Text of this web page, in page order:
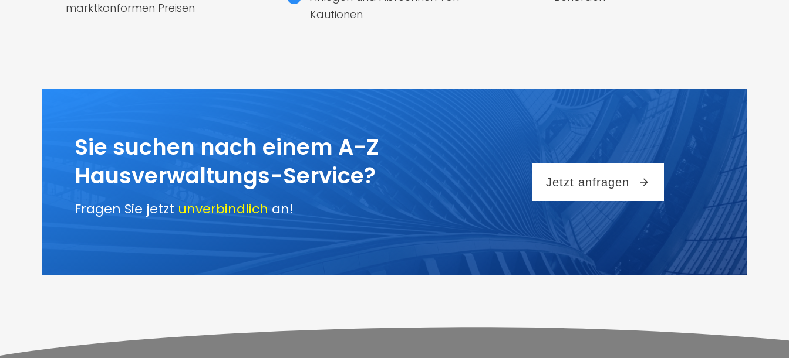
marktkonformen Preisen
Kautionen
Sie suchen nach einem A-Z
Hausverwaltungs-Service?
Fragen Sie jetzt unverbindlich an!
Jetzt anfragen